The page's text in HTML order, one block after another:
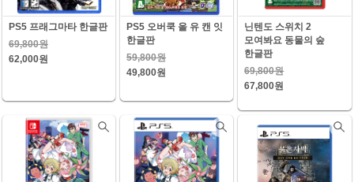
PS5 프래그마타 한글판
69,800원
62,000원
PS5 오버쿡 올 유 캔 잇
한글판
59,800원
49,800원
닌텐도 스위치 2
모여봐요 동물의 숲
한글판
69,800원
67,800원